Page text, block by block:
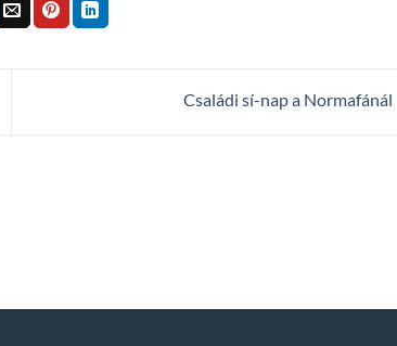
Családi sí-nap a Normafánál